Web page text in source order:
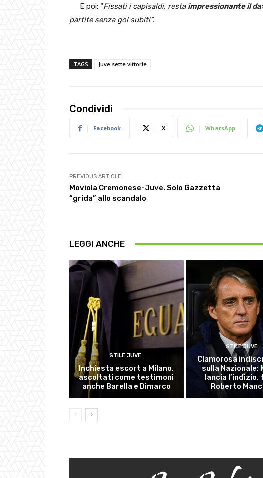
E poi: “Fissati i capisaldi, resta impressionante il
partite senza gol subiti”.
TAGS Juve sette vittorie
Condividi
Facebook X WhatsApp
PREVIOUS ARTICLE
Moviola Cremonese-Juve. Solo Gazzetta
“grida” allo scandalo
LEGGI ANCHE
STILE JUVE
Inchiesta escort a Milano,
ascoltati come testimoni
anche Barella e Dimarco
STILE JUVE
Clamorosa
sulla Nazionale:
lancia l’indizio,
Roberto